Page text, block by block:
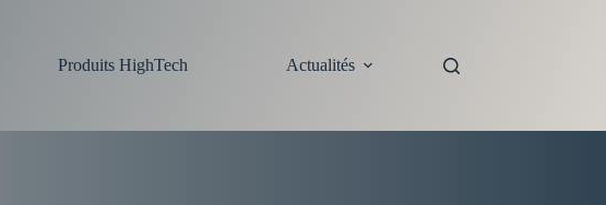
Produits HighTech Actualités